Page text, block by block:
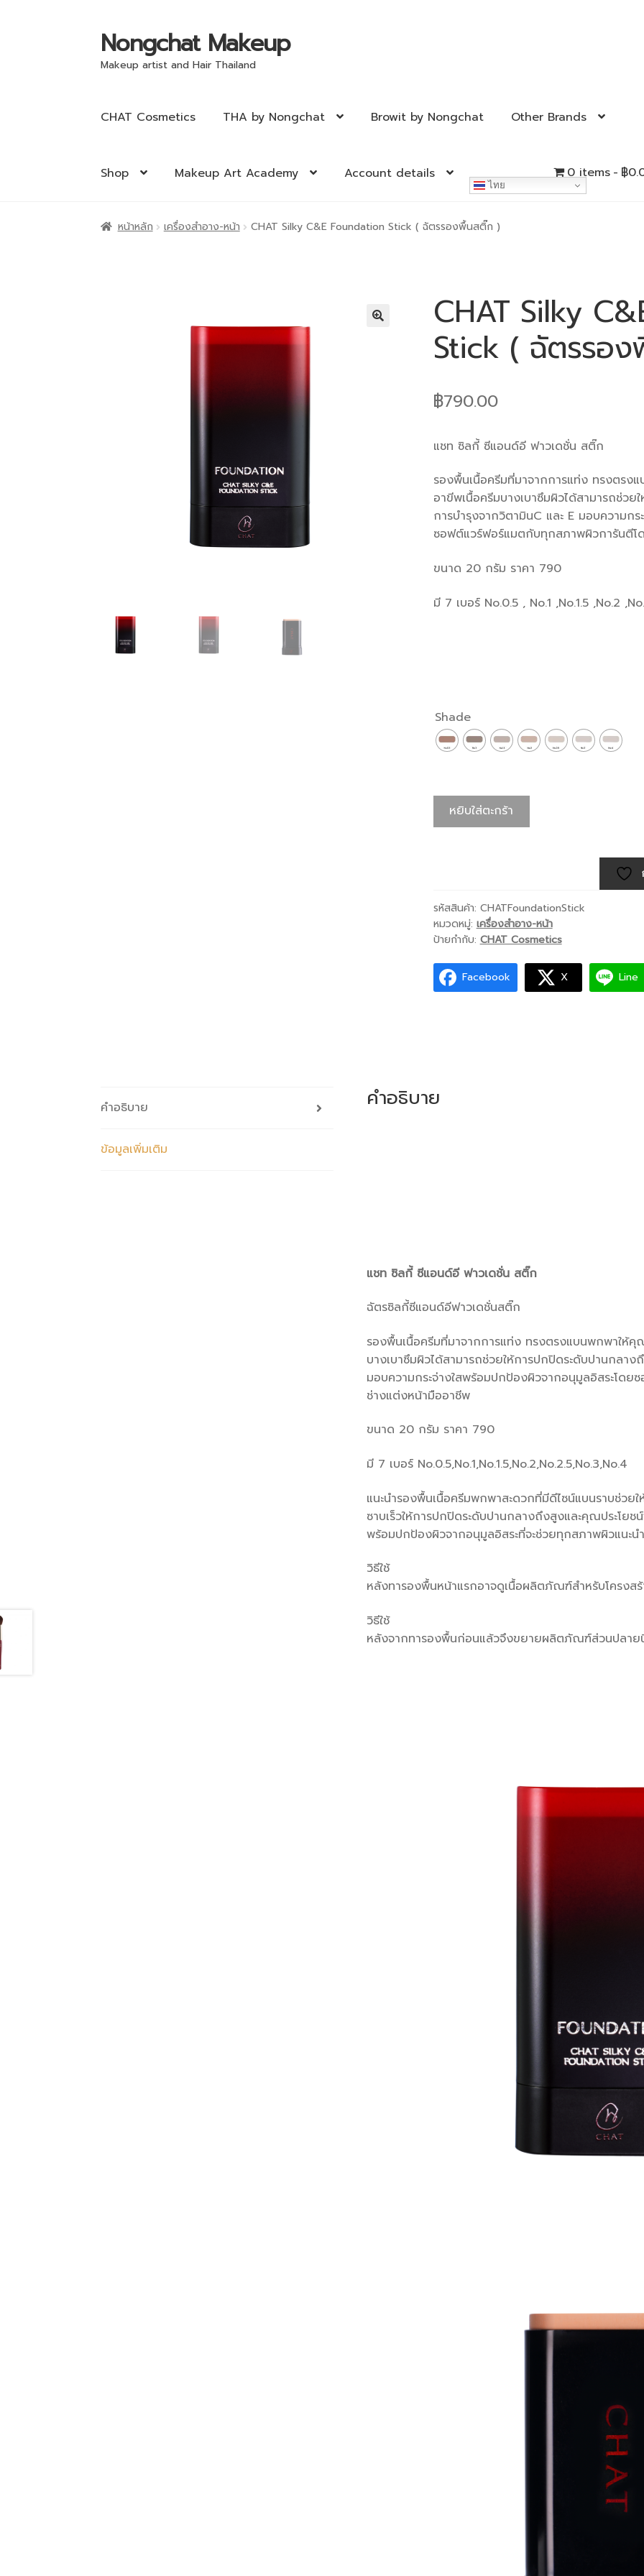
Nongchat Makeup
Makeup artist and Hair Thailand
CHAT Cosmetics THA by Nongchat Browit by Nongchat Other Brands
Shop Makeup Art Academy Account details
ไทย
0 items ฿
หน้าหลัก เครื่องสำอาง-หน้า CHAT Silky C&E Foundation Stick ( ฉัตรรองพื้นสติ๊ก )
CHAT Silky
Stick ( ฉัตรรอ
฿790.00
แชท ซิลกี้ ซีแอนด์อี ฟาวเดชั่น สติ๊ก
รองพื้นเนื้อครีมที่มาจากการแท่ง ทรงตร
อาขีพเนื้อครีมบางเบาซึมผิวได้สามารถช่ว
การบำรุงจากวิตามินC และ E มอบความก
ซอฟต์แวร์ฟอร์แมตกับทุกสภาพผิวการันตีโ
ขนาด 20 กรัม ราคา 790
มี 7 เบอร์ No.0.5 , No.1 ,No.1.5 ,No.2
Shade
หยิบใส่ตะกร้า
รหัสสินค้า: CHATFoundationStick
หมวดหมู่: เครื่องสำอาง-หน้า
ป้ายกำกับ: CHAT Cosmetics
Facebook X Line
คำอธิบาย
ข้อมูลเพิ่มเติม
คำอธิบาย
แชท ซิลกี้ ซีแอนด์อี ฟาวเดชั่น สติ๊ก
ฉัตรซิลกี้ซีแอนด์อีฟาวเดชั่นสติ๊ก
รองพื้นเนื้อครีมที่มาจากการแท่ง ทรงตรงแบนพกพาให้
บางเบาซึมผิวได้สามารถช่วยให้การปกปิดระดับปานกลา
มอบความกระจ่างใสพร้อมปกป้องผิวจากอนุมูลอิสระโด
ช่างแต่งหน้ามืออาชีพ
ขนาด 20 กรัม ราคา 790
มี 7 เบอร์ No.0.5,No.1,No.1.5,No.2,No.2.5,No.3,No.4
แนะนำรองพื้นเนื้อครีมพกพาสะดวกที่มีดีไซน์แบนราบช่วย
ซาบเร็วให้การปกปิดระดับปานกลางถึงสูงและคุณประโยช
พร้อมปกป้องผิวจากอนุมูลอิสระที่จะช่วยทุกสภาพผิวแนะ
วิธีใช้
หลังทารองพื้นหน้าแรกอาจดูเนื้อผลิตภัณฑ์สำหรับโครงส
วิธีใช้
หลังจากทารองพื้นก่อนแล้วจึงขยายผลิตภัณฑ์ส่วนปลาย